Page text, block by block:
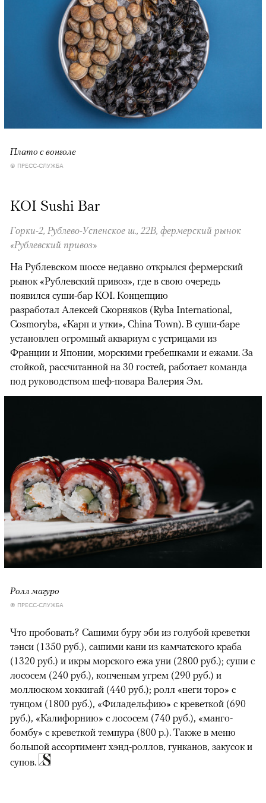
Плато с вонголе
© ПРЕСС-СЛУЖБА
KOI Sushi Bar
Горки-2, Рублево-Успенское ш., 22В, фермерский рынок
«Рублевский привоз»
На Рублевском шоссе недавно открылся фермерский
рынок «Рублевский привоз», где в свою очередь
появился суши-бар KOI. Концепцию
разработал Алексей Скорняков (Ryba International,
Cosmoryba, «Карп и утки», China Town). В суши-баре
установлен огромный аквариум с устрицами из
Франции и Японии, морскими гребешками и ежами. За
стойкой, рассчитанной на 30 гостей, работает команда
под руководством шеф-повара Валерия Эм.
Ролл магуро
© ПРЕСС-СЛУЖБА
Что пробовать? Сашими буру эби из голубой креветки
тэнси (1350 руб.), сашими кани из камчатского краба
(1320 руб.) и икры морского ежа уни (2800 руб.); суши с
лососем (240 руб.), копченым угрем (290 руб.) и
моллюском хоккигай (440 руб.); ролл «неги торо» с
тунцом (1800 руб.), «Филадельфию» с креветкой (690
руб.), «Калифорнию» с лососем (740 руб.), «манго-
бомбу» с креветкой темпура (800 р.). Также в меню
большой ассортимент хэнд-роллов, гунканов, закусок и
супов.